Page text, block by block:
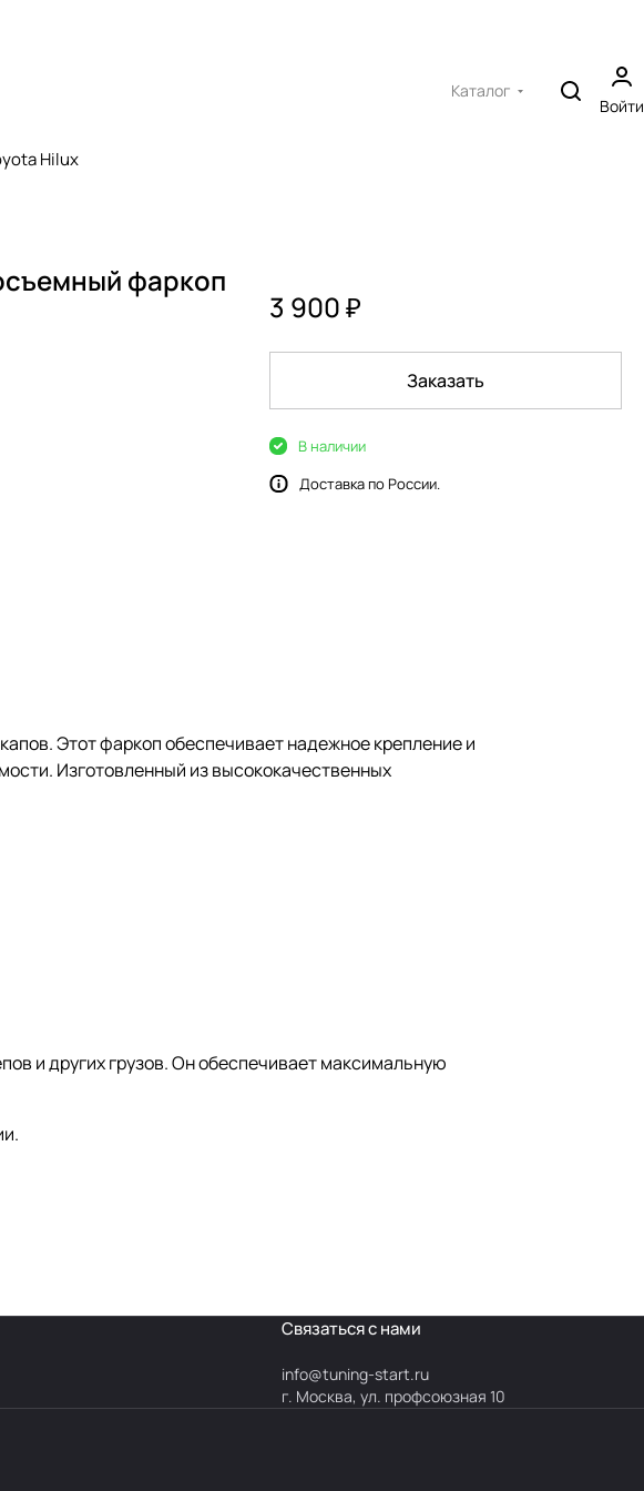
Каталог
Войти
Hilux
фаркоп
3 900 ₽
Заказать
В наличии
Доставка по России.
Этот фаркоп обеспечивает надежное крепление и
Изготовленный из высококачественных
и других грузов. Он обеспечивает максимальную
Связаться с нами
info@tuning-start.ru
г. Москва, ул. профсоюзная 10